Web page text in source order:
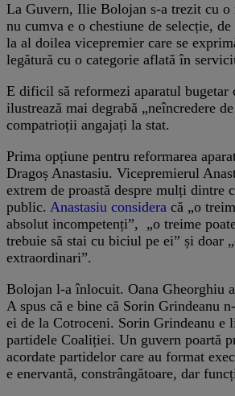
La Guvern, Ilie Bolojan s-a trezit cu o
nu cumva e o chestiune de selecție,
la al doilea vicepremier care se
legătură cu o categorie aflată în
E dificil să reformezi aparatul bugetar
ilustrează mai degrabă „neîncredere
compatrioții angajați la stat.
Prima opțiune pentru reformarea
Dragoș Anastasiu. Vicepremierul
extrem de proastă despre mulți dintre
public. Anastasiu considera că „o
absolut incompetenți”, „o treime
trebuie să stai cu biciul pe ei” și doar
extraordinari”.
Bolojan l-a înlocuit. Oana Gheorghiu
A spus că e bine că Sorin Grindeanu
ei de la Cotroceni. Sorin Grindeanu e
partidele Coaliției. Un guvern poartă
acordate partidelor care au format
e enervantă, constrângătoare, dar